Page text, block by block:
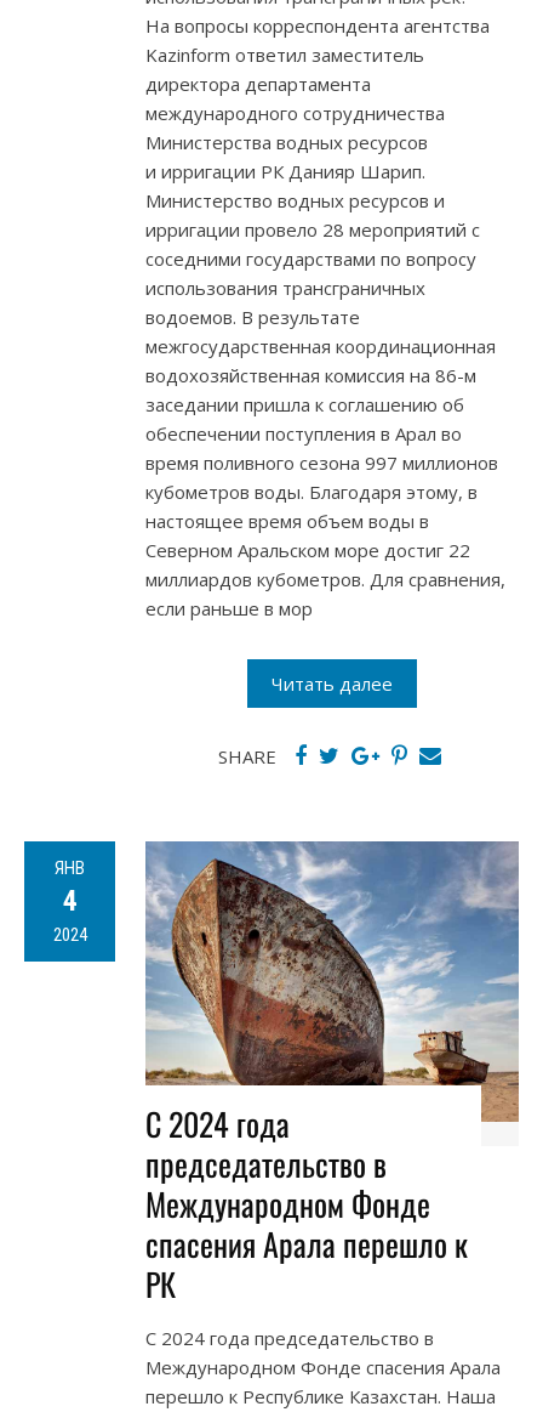
На вопросы корреспондента агентства
Kazinform ответил заместитель
директора департамента
международного сотрудничества
Министерства водных ресурсов
и ирригации РК Данияр Шарип.
Министерство водных ресурсов и
ирригации провело 28 мероприятий с
соседними государствами по вопросу
использования трансграничных
водоемов. В результате
межгосударственная координационная
водохозяйственная комиссия на 86-м
заседании пришла к соглашению об
обеспечении поступления в Арал во
время поливного сезона 997 миллионов
кубометров воды. Благодаря этому, в
настоящее время объем воды в
Северном Аральском море достиг 22
миллиардов кубометров. Для сравнения,
если раньше в мор
Читать далее
SHARE
ЯНВ
4
2024
С 2024 года
председательство в
Международном Фонде
спасения Арала перешло к
РК
С 2024 года председательство в
Международном Фонде спасения Арала
перешло к Республике Казахстан. Наша